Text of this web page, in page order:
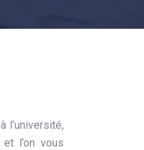
l’université,
l’on vous